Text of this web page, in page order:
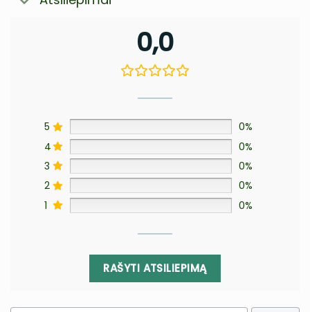
0,0
5
0%
4
0%
3
0%
2
0%
1
0%
RAŠYTI ATSILIEPIMĄ